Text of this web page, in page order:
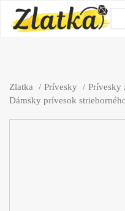
Zlatka Prívesky
Prívesky
Dámsky prívesok